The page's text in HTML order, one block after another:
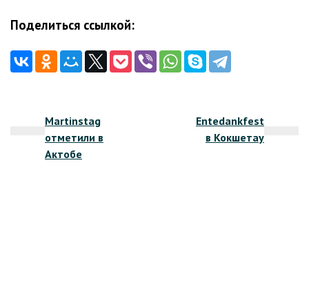
Поделиться ссылкой:
записям
Martinstag
отметили в
Актобе
Entedankfest
в Кокшетау